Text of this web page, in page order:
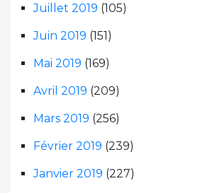
Juillet 2019 (105)
Juin 2019 (151)
Mai 2019 (169)
Avril 2019 (209)
Mars 2019 (256)
Février 2019 (239)
Janvier 2019 (227)